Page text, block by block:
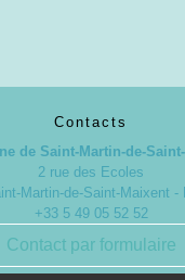
Contacts
de Saint-Martin-de-
2 rue des Ecoles
Martin-de-Saint-Maixent -
+33 5 49 05 52 52
Contact par formulaire